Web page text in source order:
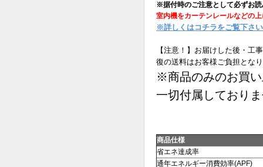
※据付時のご注意として必ずお
室内機をカーテンレールなどの
※詳しくはコチラをご覧下さ
【注意！】お届けした後・工
復の送料はお客様ご負担とな
※商品のみのお買
一切付属しており
商品仕様
省エネ達成率
通年エネルギー消費効率(APF)